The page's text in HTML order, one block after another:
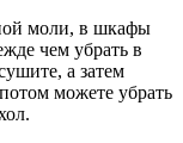
моли, в шкафы
чем убрать в
а затем
можете убрать